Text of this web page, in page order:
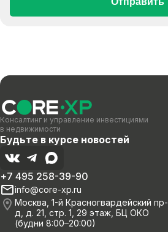
Консалтинг и управление инвестициями
в недвижимости
Будьте в курсе новостей
+7 495 258-39-90
info@core-xp.ru
Москва, 1-й Красногвардейский пр-
д, д. 21, стр. 1, 29 этаж, БЦ ОКО
(будни 8:00–20:00)